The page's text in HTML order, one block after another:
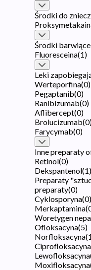
Środki do
Środki barwiące
Fluoresceina(1)
Leki
Werteporfina(0)
Pegaptanib(0)
Ranibizumab(0)
Aflibercept(0)
Brolucizumab(0
Farycymab(0)
Inne preparaty
Retinol(0)
Dekspantenol(1)
Preparaty
preparaty(0)
Cyklosporyna(0)
Merkaptamina(
Woretygen
Ofloksacyna(5)
Norfloksacyna(1
Ciprofloksacyna
Lewofloksacyna
Moxifloksacyna